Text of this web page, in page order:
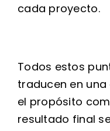
cada proyecto.
Todos estos
traducen en
el propósito
resultado final